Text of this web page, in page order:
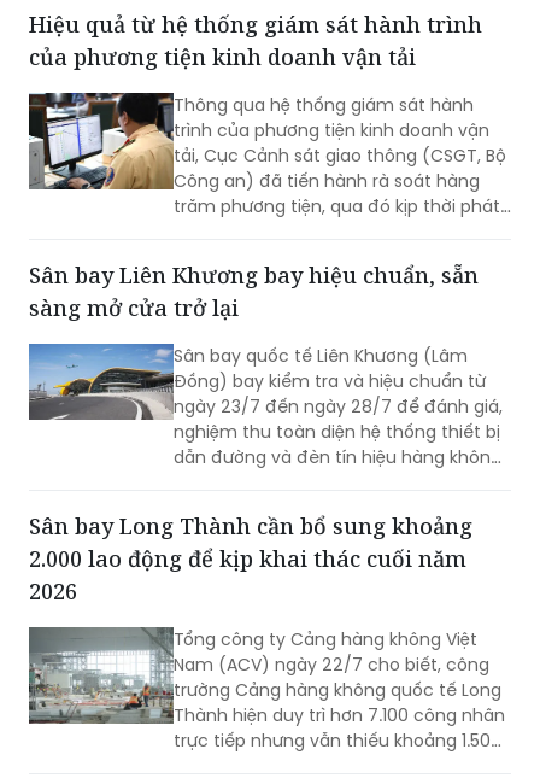
có quy định chặt chẽ về vấn đề thời
gian làm việc của tài xế, nhưng nhiều
doanh nghiệp và người lái xe vẫn cố
tình vi phạm; gây ra những hậu quả
thảm khốc.
Hiệu quả từ hệ thống giám sát hành trình
của phương tiện kinh doanh vận tải
Thông qua hệ thống giám sát hành
trình của phương tiện kinh doanh vận
Công an) đã tiến hành rà soát hàng
trăm phương tiện, qua đó kịp thời phát
hiện và xử lý nhiều trường hợp vi phạm.
Sân bay Liên Khương bay hiệu chuẩn, sẵn
sàng mở cửa trở lại
Sân bay quốc tế Liên Khương (Lâm
Đồng) bay kiểm tra và hiệu chuẩn từ
nghiệm thu toàn diện hệ thống thiết bị
dẫn đường và đèn tín hiệu hàng không
mới được đầu tư cải tạo. Đợt bay hiệu
ngày 19/8.
2.000 lao động để kịp khai thác cuối năm
2026
Tổng công ty Cảng hàng không Việt
Nam (ACV) ngày 22/7 cho biết, công